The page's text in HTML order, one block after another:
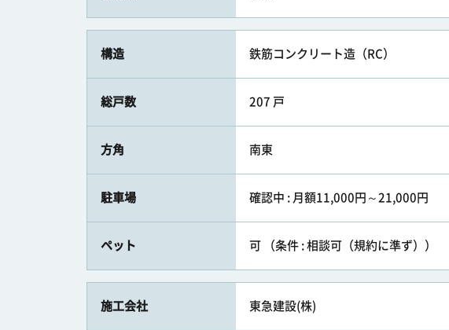
構造 鉄筋コンクリート造（RC）
総戸数 207 戸
方角 南東
駐車場 確認中 : 月額11,000円～21,000円
ペット 可 （条件 : 相談可（規約に準ず））
施工会社 東急建設(株)